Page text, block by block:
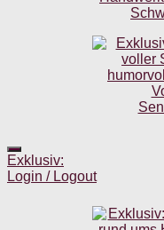
Exklusiv:
Login / Logout